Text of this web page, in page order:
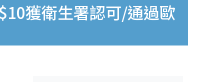
獲衛生署認可/通過歐